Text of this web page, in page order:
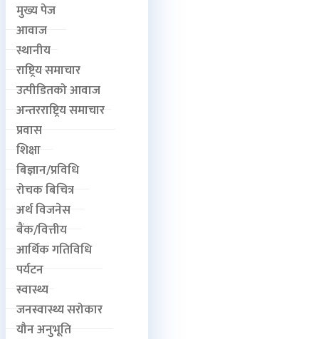
मुख्य पेज
आवाज
स्थानीय
राष्ट्रिय समाचार
उत्पीडितको आवाज
अन्तरराष्ट्रिय समाचार
प्रवास
शिक्षा
बिज्ञान/प्रविधि
रोचक बिचित्र
अर्थ विजनेस
बैंक/वित्तीय
आर्थिक गतिविधि
पर्यटन
स्वास्थ्य
जनस्वास्थ्य सरोकार
यौन अनुभूति